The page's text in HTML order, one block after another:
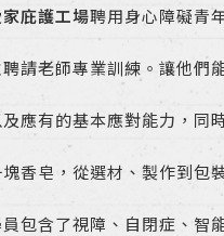
家庇護工場聘用身心障礙青
聘請老師專業訓練。讓他們
及應有的基本應對能力，同
塊香皂，從選材、製作到包
包含了視障、自閉症、智